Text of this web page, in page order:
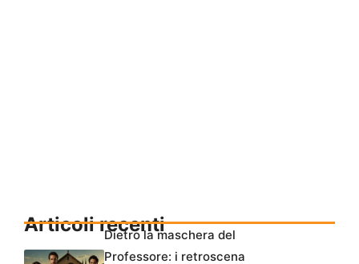
Articoli recentiDietro la maschera del
Professore: i retroscena